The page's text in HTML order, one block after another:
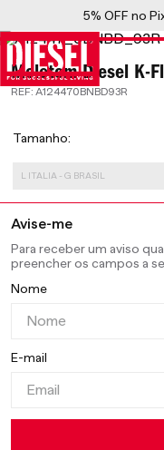
5% OFF no
Moletom Diesel K-
: A124470BNBD93R
Tamanho
L ITALIA - G BRASIL